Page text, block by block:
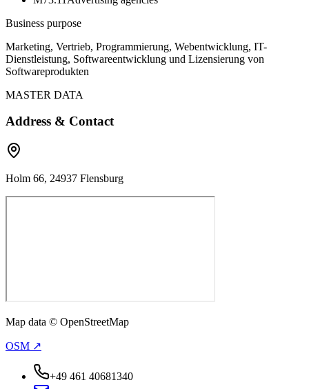
Business purpose
Marketing, Vertrieb, Programmierung, Webentwicklung, IT-
Dienstleistung, Softwareentwicklung und Lizensierung von
Softwareprodukten
MASTER DATA
Address & Contact
Holm 66, 24937 Flensburg
Map data © OpenStreetMap
OSM ↗
+49 461 40681340